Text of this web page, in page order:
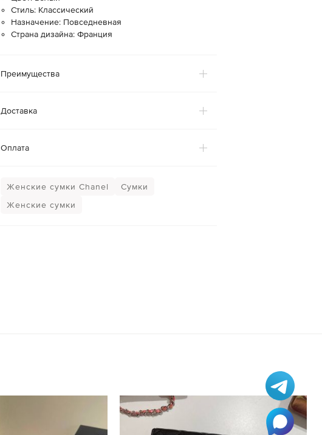
Стиль: Классический
Назначение: Повседневная
Страна дизайна: Франция
Преимущества
Доставка
Оплата
Женские сумки Chanel
Сумки
Женские сумки